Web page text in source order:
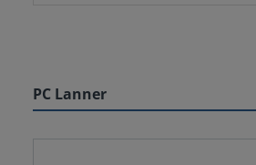
PC Lanner